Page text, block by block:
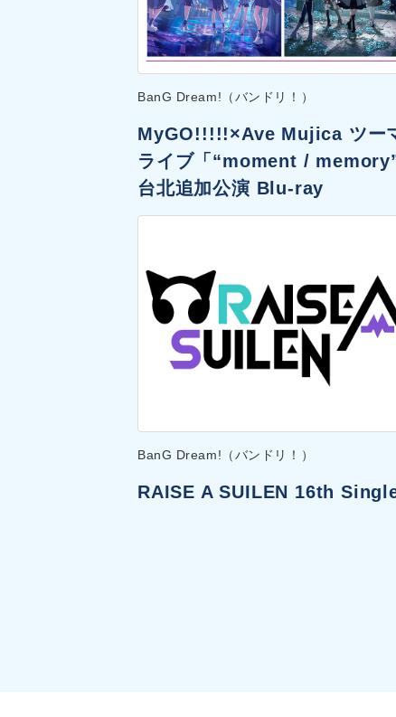
BanG Dream!（バンドリ！）
MyGO!!!!!×Ave Mujica ツー
ライブ「“moment / memory”
台北追加公演 Blu-ray
BanG Dream!（バンドリ！）
RAISE A SUILEN 16th